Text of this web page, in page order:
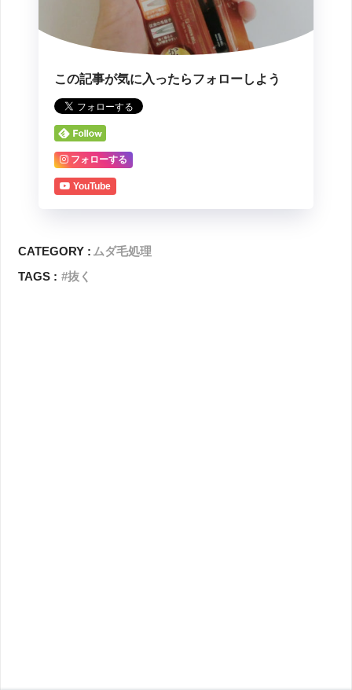
この記事が気に入ったらフォローしよう
フォローする
YouTube
CATEGORY : ムダ毛処理
TAGS :
抜く